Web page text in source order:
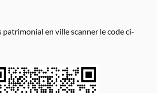
patrimonial en ville scanner le code ci-